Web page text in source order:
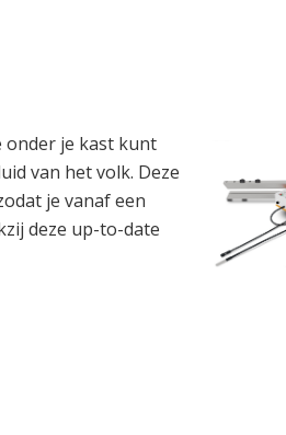
onder je kast kunt
van het volk. Deze
je vanaf een
deze up-to-date